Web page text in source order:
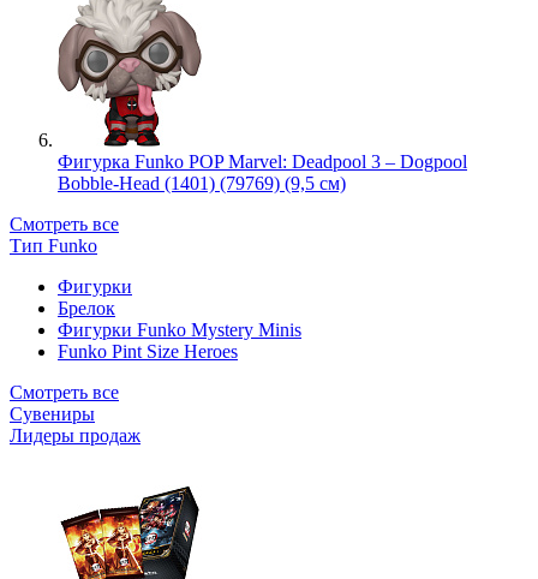
Фигурка Funko POP Marvel: Deadpool 3 – Dogpool
Bobble-Head (1401) (79769) (9,5 см)
Смотреть все
Тип Funko
Фигурки
Брелок
Фигурки Funko Mystery Minis
Funko Pint Size Heroes
Смотреть все
Сувениры
Лидеры продаж